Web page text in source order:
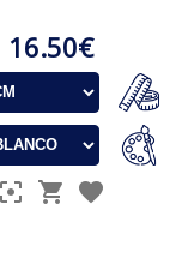
16.50€